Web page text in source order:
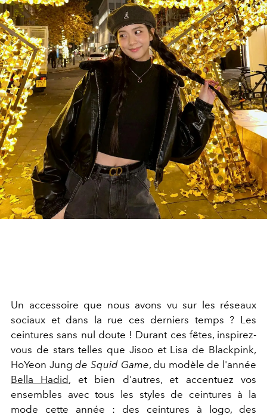
Un accessoire que nous avons vu sur les réseaux
sociaux et dans la rue ces derniers temps ? Les
ceintures sans nul doute ! Durant ces fêtes, inspirez-
vous de stars telles que Jisoo et Lisa de Blackpink,
HoYeon Jungde Squid Game, du modèle de l'année
Bella Hadid, et bien d'autres, et accentuez vos
ensembles avec tous les styles de ceintures à la
mode cette année : des ceintures à logo, des